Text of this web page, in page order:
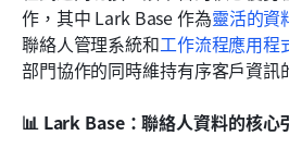
作，其中 Lark Base 作為靈活的資
聯絡人管理系統和工作流程應用程
部門協作的同時維持有序客戶資訊
📊 Lark Base：聯絡人資料的核心